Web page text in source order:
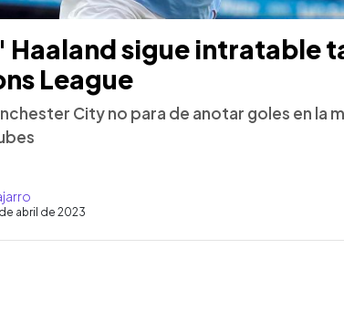
Haaland sigue intratable
League
City no para de anotar goles en la
abril de 2023